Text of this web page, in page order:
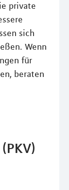
private
sich
Wenn
für
beraten